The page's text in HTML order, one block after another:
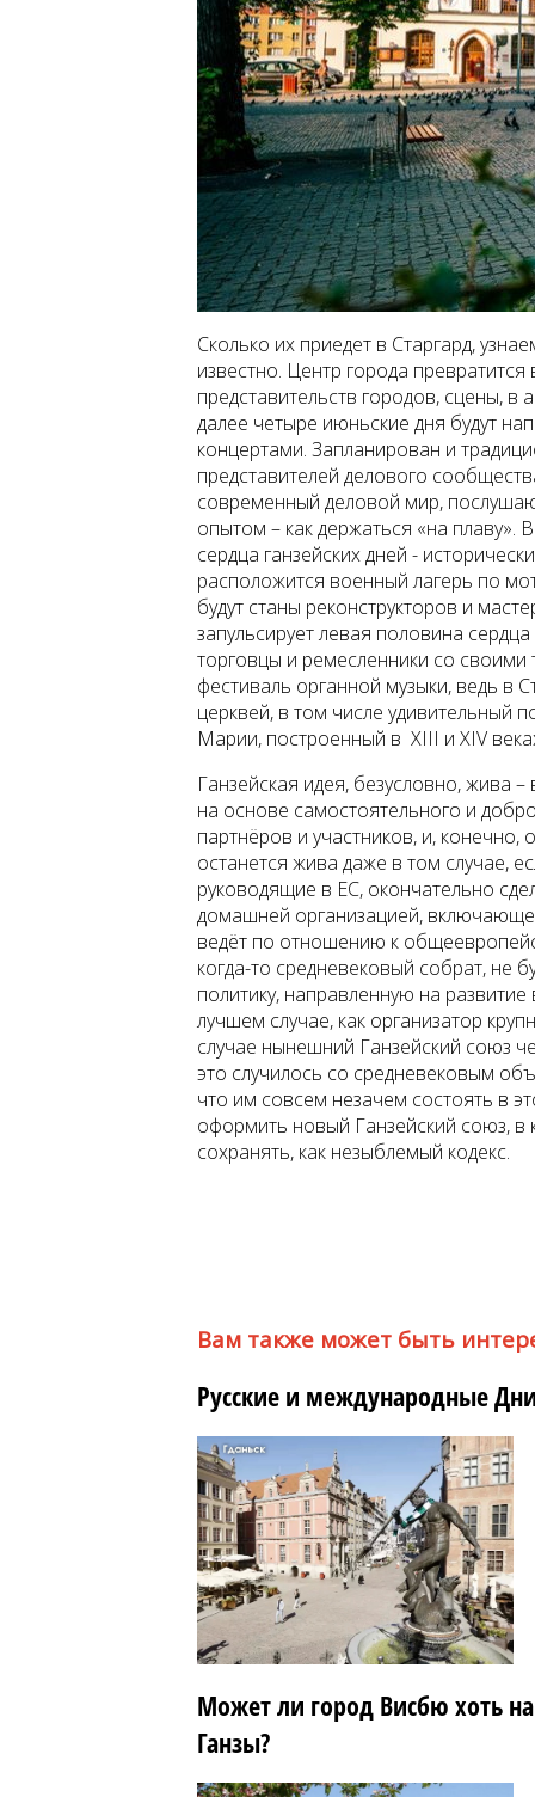
Сколько их приедет в Старгард,
известно. Центр города превратится
представительств городов, сцены,
далее четыре июньские дня будут
концертами. Запланирован и
представителей делового
современный деловой мир,
опытом – как держаться «на плаву».
сердца ганзейских дней -
расположится военный лагерь по
будут станы реконструкторов и
запульсирует левая половина
торговцы и ремесленники со
фестиваль органной музыки, ведь в
церквей, в том числе
Марии, построенный в XIII и XIV
Ганзейская идея, безусловно, жива
на основе самостоятельного и
партнёров и участников, и,
останется жива даже в том случае,
руководящие в ЕС, окончательно
домашней организацией,
ведёт по отношению к
когда-то средневековый собрат, не
политику, направленную на
лучшем случае, как организатор
случае нынешний Ганзейский союз
это случилось со средневековым
что им совсем незачем состоять в
оформить новый Ганзейский союз, в
сохранять, как незыблемый кодекс.
Вам также может быть
Русские и международные
Может ли город Висбю хоть
Ганзы?